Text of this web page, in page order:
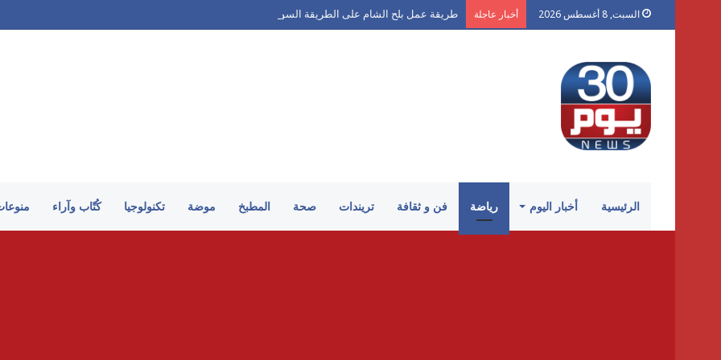
السبت, 8 أغسطس 2026 أخبار عاجلة طريقة عمل بلح الشام على الطريقة السورية
الرئيسية أخبار اليوم رياضة فن و ثقافة تريندات صحة المطبخ موضة تكنولوجيا كُتّاب وآراء